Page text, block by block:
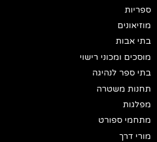
ספריות
מוזיאונים
בתי אבות
מוסכים ומכוני רישוי
בתי ספר לנהיגה
תחנות משטרה
מפלגות
מתחמי ספורט
מורי דרך